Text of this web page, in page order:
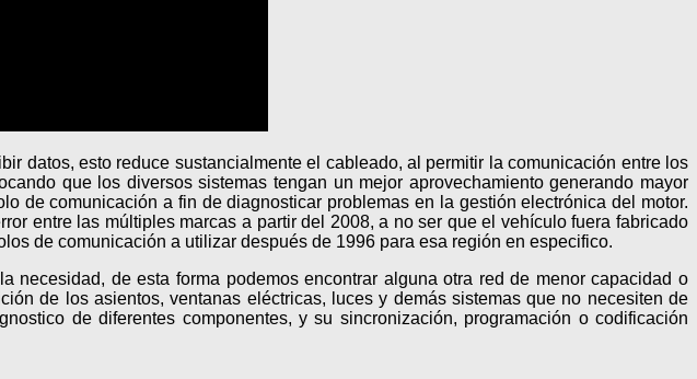
datos, esto reduce sustancialmente el cableado, al permitir la comunicación entre los
que los diversos sistemas tengan un mejor aprovechamiento generando mayor
de comunicación a fin de diagnosticar problemas en la gestión electrónica del motor.
entre las múltiples marcas a partir del 2008, a no ser que el vehículo fuera fabricado
de comunicación a utilizar después de 1996 para esa región en especifico.
necesidad, de esta forma podemos encontrar alguna otra red de menor capacidad o
de los asientos, ventanas eléctricas, luces y demás sistemas que no necesiten de
de diferentes componentes, y su sincronización, programación o codificación